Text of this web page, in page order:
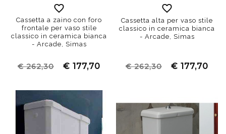
Cassetta a zaino con foro
frontale per vaso stile
classico in ceramica bianca
- Arcade, Simas
€ 262,30 € 177,70
Cassetta alta per vaso stile
classico in ceramica bianca
- Arcade, Simas
€ 262,30 € 177,70